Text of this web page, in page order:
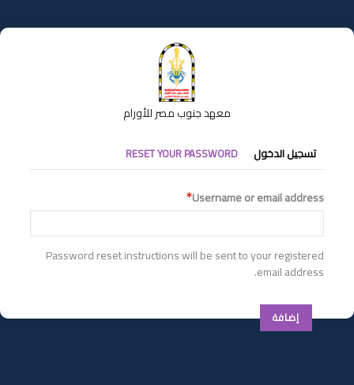
إلى
المحتوى
معهد جنوب مصر للأورام
التبويبات
الأساسية
تسجيل الدخول RESET YOUR PASSWORD
Username or email address
Password reset instructions will be sent to your registered
email address.